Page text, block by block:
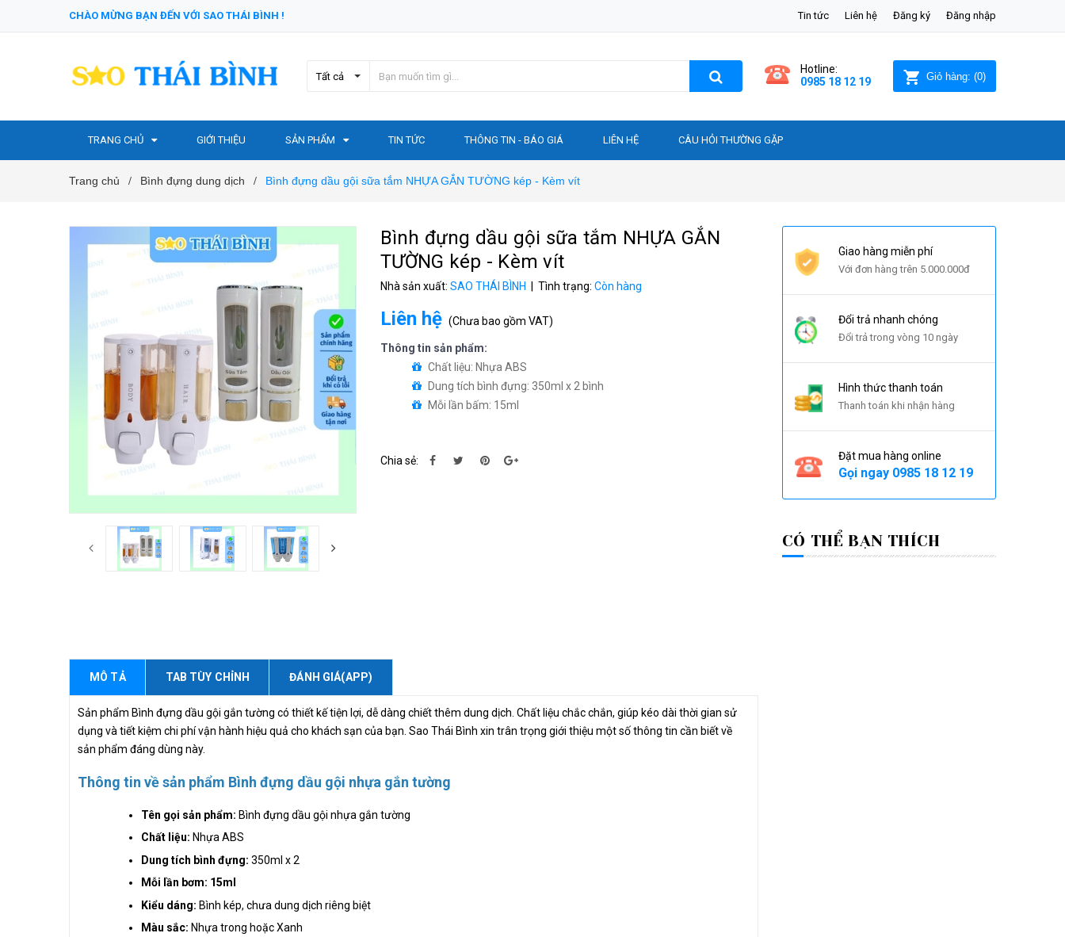
CHÀO MỪNG BẠN ĐẾN VỚI SAO THÁI BÌNH ! Tin tức Liên hệ Đăng ký Đăng nhập
Tất cả
Hotline:
0985 18 12 19
Giỏ hàng: (0)
TRANG CHỦ GIỚI THIỆU SẢN PHẨM TIN TỨC THÔNG TIN - BÁO GIÁ LIÊN HỆ CÂU HỎI THƯỜNG GẶP
Trang chủ / Bình đựng dung dịch / Bình đựng dầu gội sữa tắm NHỰA GẮN TƯỜNG kép - Kèm vít
Bình đựng dầu gội sữa tắm NHỰA GẮN
TƯỜNG kép - Kèm vít
Nhà sản xuất: SAO THÁI BÌNH | Tình trạng: Còn hàng
Liên hệ (Chưa bao gồm VAT)
Thông tin sản phẩm:
Chất liệu: Nhựa ABS
Dung tích bình đựng: 350ml x 2 bình
Mỗi lần bấm: 15ml
Chia sẻ:
MÔ TẢ TAB TÙY CHỈNH ĐÁNH GIÁ(APP)
Sản phẩm Bình đựng dầu gội gắn tường có thiết kế tiện lợi, dễ dàng chiết thêm dung dịch. Chất liệu chắc chắn, giúp kéo dài thời gian sử
dụng và tiết kiệm chi phí vận hành hiệu quả cho khách sạn của bạn. Sao Thái Bình xin trân trọng giới thiệu một số thông tin cần biết về
sản phẩm đáng dùng này.
Thông tin về sản phẩm Bình đựng dầu gội nhựa gắn tường
Tên gọi sản phẩm: Bình đựng dầu gội nhựa gắn tường
Chất liệu: Nhựa ABS
Dung tích bình đựng: 350ml x 2
Mỗi lần bơm: 15ml
Kiểu dáng: Bình kép, chưa dung dịch riêng biệt
Màu sắc: Nhựa trong hoặc Xanh
Giao hàng miễn phí
Với đơn hàng trên 5.000.000đ
Đổi trả nhanh chóng
Đổi trả trong vòng 10 ngày
Hình thức thanh toán
Thanh toán khi nhận hàng
Đặt mua hàng online
Gọi ngay 0985 18 12 19
CÓ THỂ BẠN THÍCH